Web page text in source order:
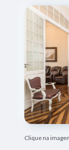
Clique na